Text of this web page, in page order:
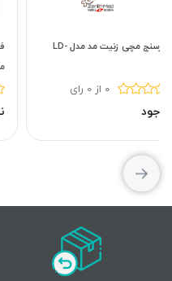
فشارسنج مچی زنیت مد مدل LD-
فشارسنج مچی دیجیتال